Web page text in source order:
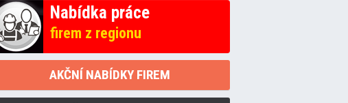
Nabídka práce
firem z regionu
AKČNÍ NABÍDKY FIREM